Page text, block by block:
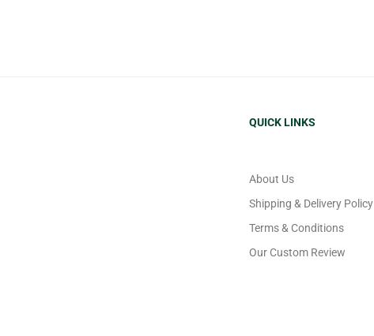
QUICK LINKS
About Us
Shipping & Delivery Policy
Terms & Conditions
Our Custom Review